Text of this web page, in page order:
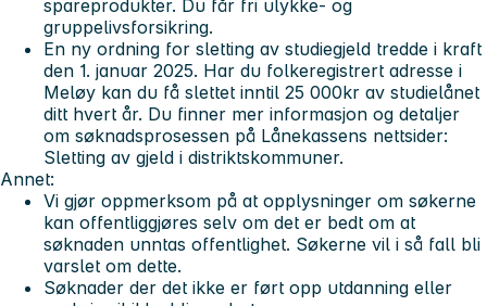
spareprodukter. Du får fri ulykke- og
gruppelivsforsikring.
En ny ordning for sletting av studiegjeld tredde i kraft
den 1. januar 2025. Har du folkeregistrert adresse i
Meløy kan du få slettet inntil 25 000kr av studielånet
ditt hvert år. Du finner mer informasjon og detaljer
om søknadsprosessen på Lånekassens nettsider:
Sletting av gjeld i distriktskommuner.
Annet:
Vi gjør oppmerksom på at opplysninger om søkerne
kan offentliggjøres selv om det er bedt om at
søknaden unntas offentlighet. Søkerne vil i så fall bli
varslet om dette.
Søknader der det ikke er ført opp utdanning eller